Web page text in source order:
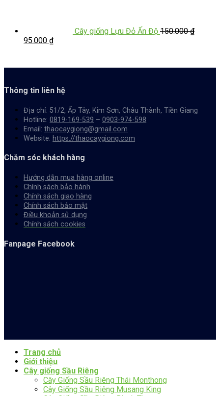
Cây giống Lựu Đỏ Ấn Độ 150.000₫
95.000 ₫
Thông tin liên hệ
Địa chỉ: 51/2, Ấp Tây, Kim Sơn, Châu Thành, Tiền Giang
Hotline: 0819-169-539 – 0903-974-598
Email: thaocaygiong@gmail.com
Website: https://thaocaygiong.com
Chăm sóc khách hàng
Hướng dẫn mua hàng online
Chính sách bảo hành
Chính sách giao hàng
Chính sách bảo mật
Điều khoản sử dụng
Chính sách cookies
Fanpage Facebook
Trang chủ
Giới thiệu
Cây giống Sầu Riêng
Cây Giống Sầu Riêng Thái Monthong
Cây Giống Sầu Riêng Musang King